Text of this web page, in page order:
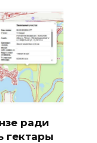
ради
гектары